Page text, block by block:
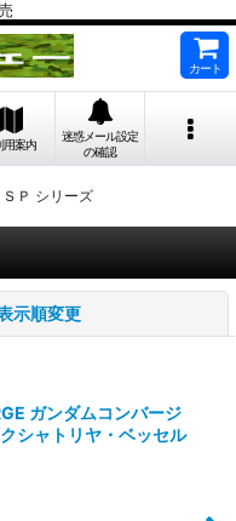
カート
用案内
迷惑メール設定
の確認
Ｐ シリーズ
示順変更
ガンダムコンバージ
ャトリヤ・ベッセル